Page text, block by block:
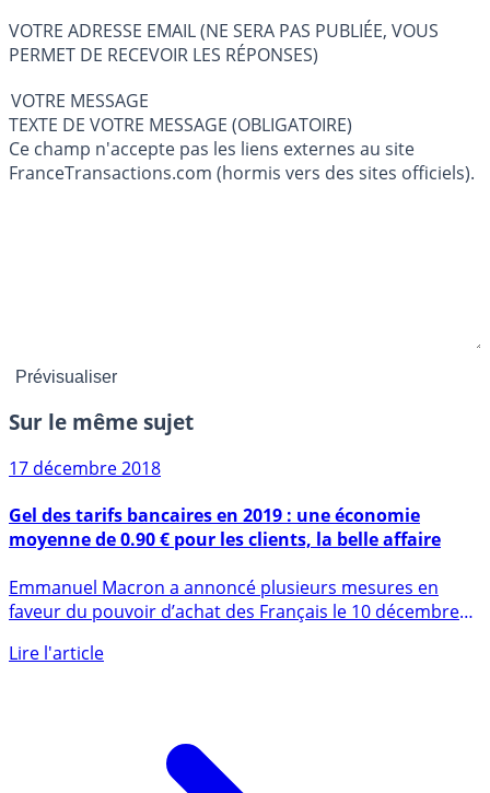
VOTRE ADRESSE EMAIL (NE SERA PAS PUBLIÉE, VOUS
PERMET DE RECEVOIR LES RÉPONSES)
VOTRE MESSAGE
TEXTE DE VOTRE MESSAGE (OBLIGATOIRE)
Ce champ n'accepte pas les liens externes au site
FranceTransactions.com (hormis vers des sites officiels).
Sur le même sujet
17 décembre 2018
moyenne de 0.90 € pour les clients, la belle affaire
Emmanuel Macron a annoncé plusieurs mesures en
faveur du pouvoir d’achat des Français le 10 décembre